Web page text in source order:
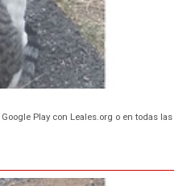
Play con Leales.org o en todas las